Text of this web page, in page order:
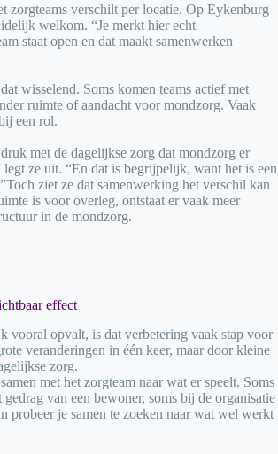
zorgteams verschilt per locatie. Op Eykenburg
welkom. “Je merkt hier echt
staat open en dat maakt samenwerken
wisselend. Soms komen teams actief met
ruimte of aandacht voor mondzorg. Vaak
een rol.
met de dagelijkse zorg dat mondzorg er
legt ze uit. “En dat is begrijpelijk, want het is een
ziet ze dat samenwerking het verschil kan
is voor overleg, ontstaat er vaak meer
in de mondzorg.
effect
vooral opvalt, is dat verbetering vaak stap voor
veranderingen in één keer, maar door kleine
zorg.
met het zorgteam naar wat er speelt. Soms
van een bewoner, soms bij de organisatie
probeer je samen te zoeken naar wat wel werkt